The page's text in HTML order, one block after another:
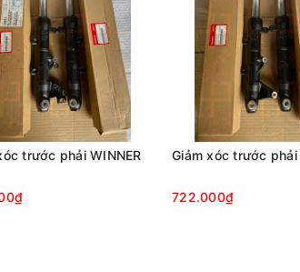
trước phải WINNER Giảm xóc trước phải
722.000₫